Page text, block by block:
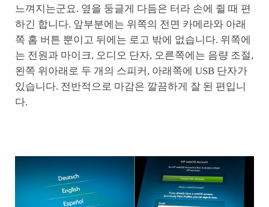
느껴지는군요. 옆을 둥글게 다듬은 터라 손에 쥘 때 편
하긴 합니다. 앞부분에는 위쪽의 전면 카메라와 아래
쪽 홈 버튼 뿐이고 뒤에는 로고 밖에 없습니다. 위쪽에
는 전원과 마이크, 오디오 단자, 오른쪽에는 음량 조절,
왼쪽 위아래로 두 개의 스피커, 아래쪽에 USB 단자가
있습니다. 전반적으로 마감은 깔끔하게 잘 된 편입니
다.